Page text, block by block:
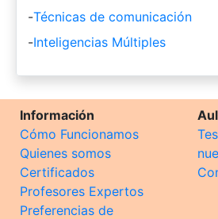
-Técnicas de comunicación
-Inteligencias Múltiples
Información
Cómo Funcionamos
Quienes somos
Certificados
Profesores Expertos
Preferencias de